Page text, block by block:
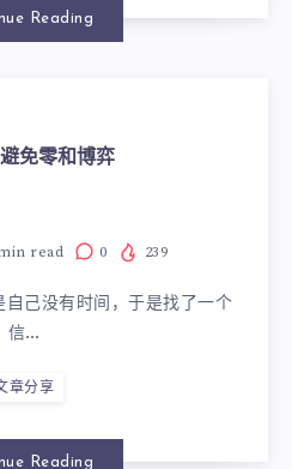
Reading
免零和博弈
read 0 239
己没有时间，于是找了一个
信…
章分享
Reading